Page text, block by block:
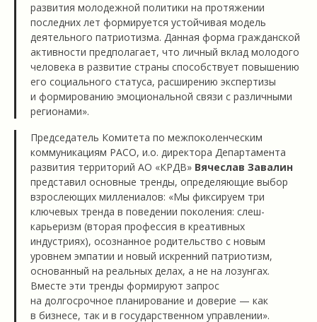
развития молодежной политики на протяжении
последних лет формируется устойчивая модель
деятельного патриотизма. Данная форма гражданской
активности предполагает, что личный вклад молодого
человека в развитие страны способствует повышению
его социального статуса, расширению экспертизы
и формированию эмоциональной связи с различными
регионами».
Председатель Комитета по межпоколенческим
коммуникациям РАСО, и.о. директора Департамента
развития территорий АО «КРДВ» Вячеслав Завалин
представил основные тренды, определяющие выбор
взрослеющих миллениалов: «Мы фиксируем три
ключевых тренда в поведении поколения: слеш-
карьеризм (вторая профессия в креативных
индустриях), осознанное родительство с новым
уровнем эмпатии и новый искренний патриотизм,
основанный на реальных делах, а не на лозунгах.
Вместе эти тренды формируют запрос
на долгосрочное планирование и доверие — как
в бизнесе, так и в государственном управлении».